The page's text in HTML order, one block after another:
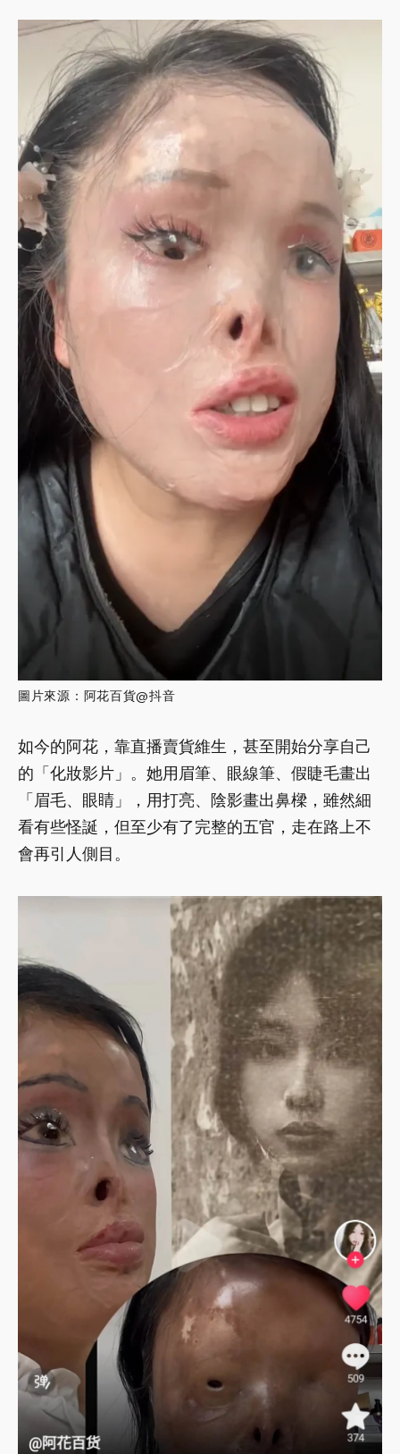
圖片來源：阿花百貨@抖音
如今的阿花，靠直播賣貨維生，甚至開始分享自己
的「化妝影片」。她用眉筆、眼線筆、假睫毛畫出
「眉毛、眼睛」，用打亮、陰影畫出鼻樑，雖然細
看有些怪誕，但至少有了完整的五官，走在路上不
會再引人側目。